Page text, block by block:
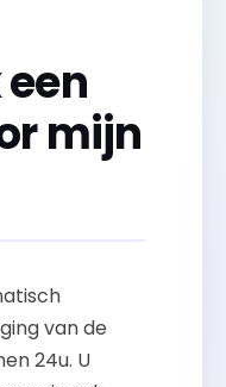
mijn
van de
24u. U